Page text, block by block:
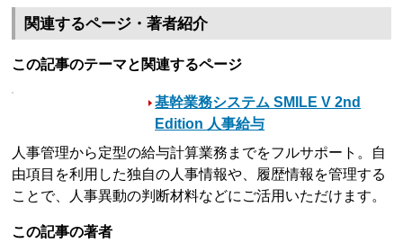
関連するページ・著者紹介
この記事のテーマと関連するページ
基幹業務システム SMILE V 2nd
Edition 人事給与
人事管理から定型の給与計算業務までをフルサポート。自
由項目を利用した独自の人事情報や、履歴情報を管理する
ことで、人事異動の判断材料などにご活用いただけます。
この記事の著者